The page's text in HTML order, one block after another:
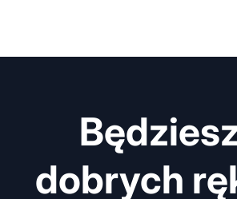
dobrych